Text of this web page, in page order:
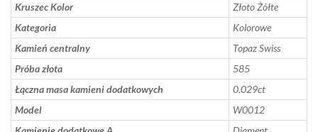
Kruszec Kolor
Złoto Żółte
Kategoria
Kolorowe
Kamień centralny
Topaz Swiss
Próba złota
585
Łączna masa kamieni dodatkowych
0.029ct
Model
W0012